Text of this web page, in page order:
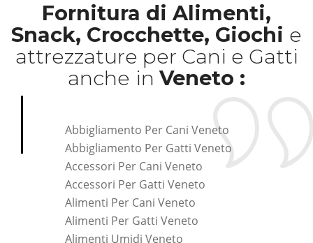
Fornitura di Alimenti,
Snack, Crocchette, Giochi e
attrezzature per Cani e Gatti
anche in Veneto :
Abbigliamento Per Cani Veneto
Abbigliamento Per Gatti Veneto
Accessori Per Cani Veneto
Accessori Per Gatti Veneto
Alimenti Per Cani Veneto
Alimenti Per Gatti Veneto
Alimenti Umidi Veneto